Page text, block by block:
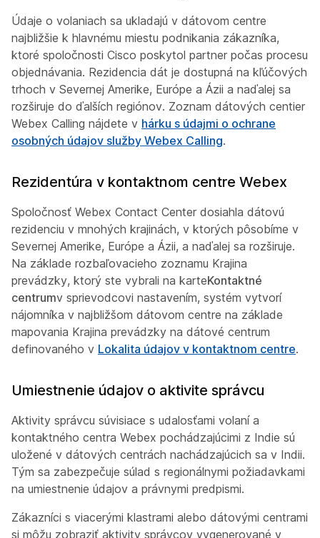
Údaje o volaniach sa ukladajú v dátovom centre
najbližšie k hlavnému miestu podnikania zákazníka,
ktoré spoločnosti Cisco poskytol partner počas procesu
objednávania. Rezidencia dát je dostupná na kľúčových
trhoch v Severnej Amerike, Európe a Ázii a naďalej sa
rozširuje do ďalších regiónov. Zoznam dátových centier
Webex Calling nájdete v hárku s údajmi o ochrane
osobných údajov služby Webex Calling.
Rezidentúra v kontaktnom centre Webex
Spoločnosť Webex Contact Center dosiahla dátovú
rezidenciu v mnohých krajinách, v ktorých pôsobíme v
Severnej Amerike, Európe a Ázii, a naďalej sa rozširuje.
Na základe rozbaľovacieho zoznamu Krajina
prevádzky, ktorý ste vybrali na karteKontaktné
centrumv sprievodcovi nastavením, systém vytvorí
nájomníka v najbližšom dátovom centre na základe
mapovania Krajina prevádzky na dátové centrum
definovaného v Lokalita údajov v kontaktnom centre.
Umiestnenie údajov o aktivite správcu
Aktivity správcu súvisiace s udalosťami volaní a
kontaktného centra Webex pochádzajúcimi z Indie sú
uložené v dátových centrách nachádzajúcich sa v Indii.
Tým sa zabezpečuje súlad s regionálnymi požiadavkami
na umiestnenie údajov a právnymi predpismi.
Zákazníci s viacerými klastrami alebo dátovými centrami
si môžu zobraziť aktivity správcov vygenerované v